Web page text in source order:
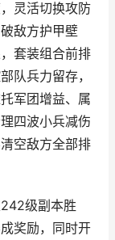
灵活切换攻防
敌方护甲壁
套装组合前排
队兵力留存，
军团增益、属
四波小兵减伤
空敌方全部排
级副本胜
奖励，同时开